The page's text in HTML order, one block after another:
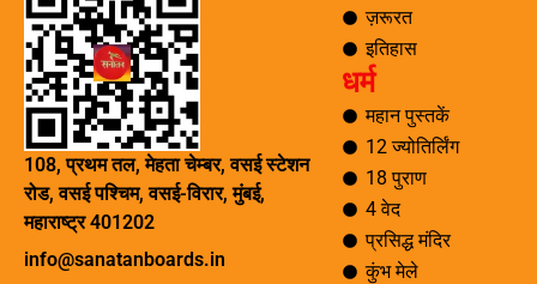
o
o
k
-
f
e
r
r g
r
a
m
108, प्रथम तल, मेहता चेम्बर, वसई स्टेशन
रोड, वसई पश्चिम, वसई-विरार, मुंबई,
महाराष्ट्र 401202
info@sanatanboards.in
ज़रूरत
इतिहास
धर्म
महान पुस्तकें
12 ज्योतिर्लिंग
18 पुराण
4 वेद
प्रसिद्ध मंदिर
कुंभ मेले